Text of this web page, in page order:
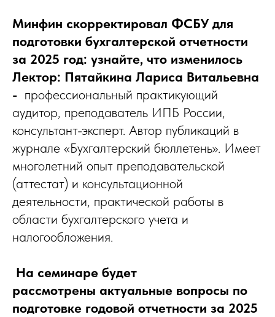
Минфин скорректировал ФСБУ для
подготовки бухгалтерской отчетности
за 2025 год: узнайте, что изменилось
Лектор: Пятайкина Лариса Витальевна
- профессиональный практикующий
аудитор, преподаватель ИПБ России,
консультант-эксперт. Автор публикаций в
журнале «Бухгалтерский бюллетень». Имеет
многолетний опыт преподавательской
(аттестат) и консультационной
деятельности, практической работы в
области бухгалтерского учета и
налогообложения.
На семинаре будет
рассмотрены актуальные вопросы по
подготовке годовой отчетности за 2025